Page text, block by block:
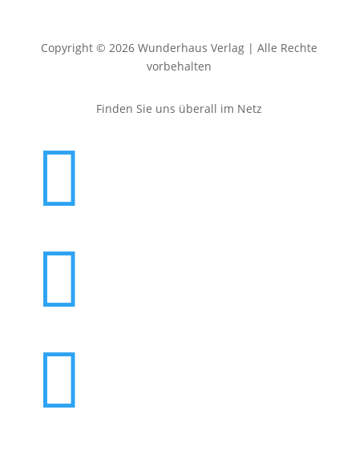
Copyright © 2026 Wunderhaus Verlag | Alle Rechte
vorbehalten
Finden Sie uns überall im Netz


